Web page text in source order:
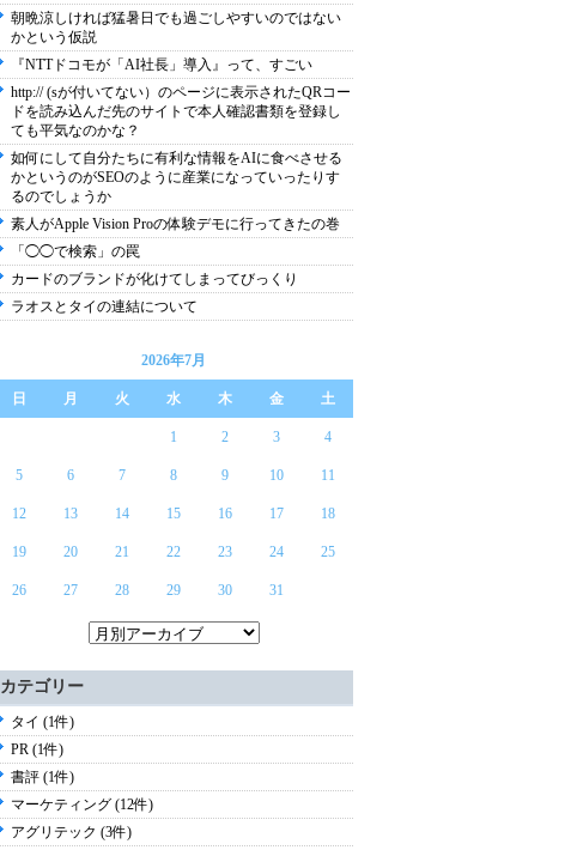
朝晩涼しければ猛暑日でも過ごしやすいのではない
かという仮説
『NTTドコモが「AI社長」導入』って、すごい
http:// (sが付いてない）のページに表示されたQRコー
ドを読み込んだ先のサイトで本人確認書類を登録し
ても平気なのかな？
如何にして自分たちに有利な情報をAIに食べさせる
かというのがSEOのように産業になっていったりす
るのでしょうか
素人がApple Vision Proの体験デモに行ってきたの巻
「◯◯で検索」の罠
カードのブランドが化けてしまってびっくり
ラオスとタイの連結について
2026年7月
日 月 火 水 木 金 土
1 2 3 4
5 6 7 8 9 10 11
12 13 14 15 16 17 18
19 20 21 22 23 24 25
26 27 28 29 30 31
カテゴリー
タイ (1件)
PR (1件)
書評 (1件)
マーケティング (12件)
アグリテック (3件)